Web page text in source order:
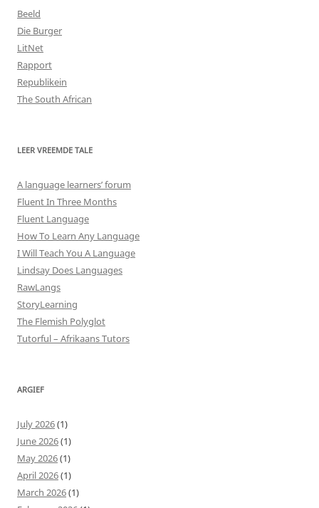
Beeld
Die Burger
LitNet
Rapport
Republikein
The South African
LEER VREEMDE TALE
A language learners’ forum
Fluent In Three Months
Fluent Language
How To Learn Any Language
I Will Teach You A Language
Lindsay Does Languages
RawLangs
StoryLearning
The Flemish Polyglot
Tutorful – Afrikaans Tutors
ARGIEF
July 2026(1)
June 2026(1)
May 2026(1)
April 2026(1)
March 2026(1)